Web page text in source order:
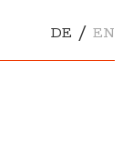
DE / EN